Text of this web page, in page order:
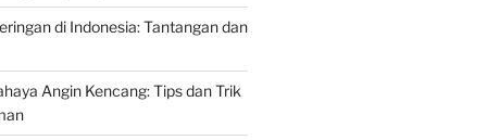
di Indonesia: Tantangan dan
Angin Kencang: Tips dan Trik